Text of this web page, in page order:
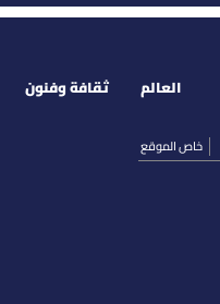
خاص الموقع
العالم ثقافة وفنون